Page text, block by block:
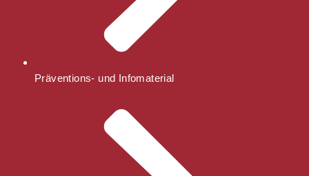
Präventions- und Infomaterial